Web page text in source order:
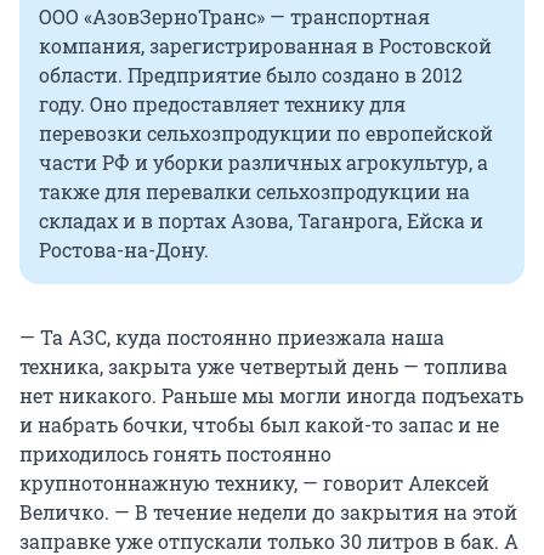
ООО «АзовЗерноТранс» — транспортная
компания, зарегистрированная в Ростовской
области. Предприятие было создано в 2012
году. Оно предоставляет технику для
перевозки сельхозпродукции по европейской
части РФ и уборки различных агрокультур, а
также для перевалки сельхозпродукции на
складах и в портах Азова, Таганрога, Ейска и
Ростова-на-Дону.
— Та АЗС, куда постоянно приезжала наша
техника, закрыта уже четвертый день — топлива
нет никакого. Раньше мы могли иногда подъехать
и набрать бочки, чтобы был какой-то запас и не
приходилось гонять постоянно
крупнотоннажную технику, — говорит Алексей
Величко. — В течение недели до закрытия на этой
заправке уже отпускали только 30 литров в бак. А